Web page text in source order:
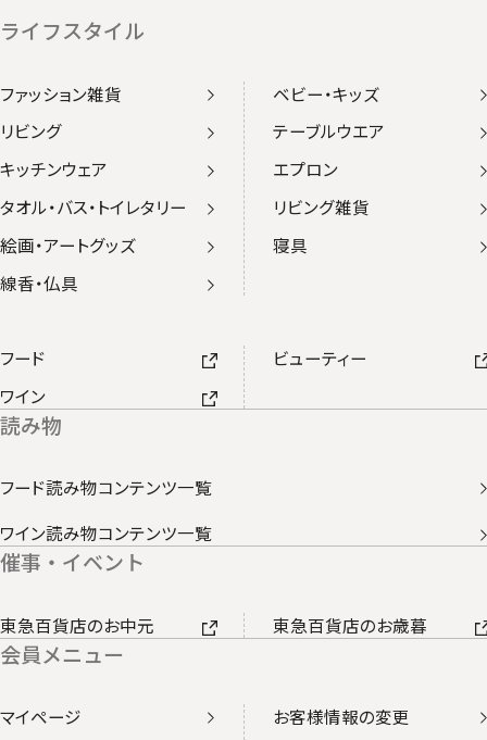
ライフスタイル
ファッション雑貨
ベビー・キッズ
リビング
テーブルウエア
キッチンウェア
エプロン
タオル・バス・トイレタリー
リビング雑貨
絵画・アートグッズ
寝具
線香・仏具
フード
ビューティー
ワイン
読み物
フード読み物コンテンツ一覧
ワイン読み物コンテンツ一覧
催事・イベント
東急百貨店のお中元 東急百貨店のお歳暮
会員メニュー
マイページ
お客様情報の変更